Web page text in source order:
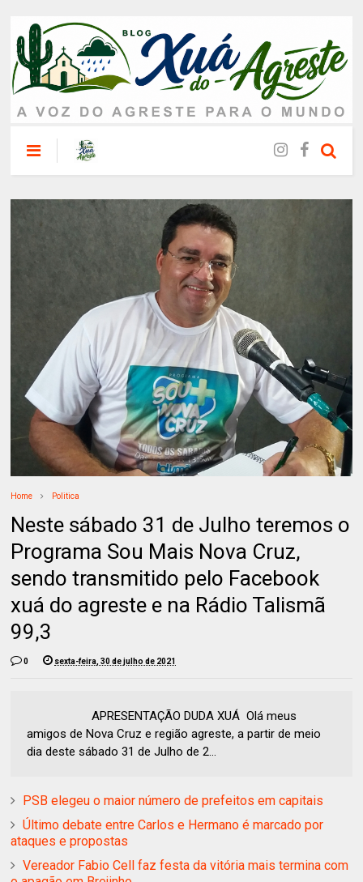
Home Politica
Neste sábado 31 de Julho teremos o
Programa Sou Mais Nova Cruz,
sendo transmitido pelo Facebook
xuá do agreste e na Rádio Talismã
99,3
0 sexta-feira, 30 de julho de 2021
APRESENTAÇÃO DUDA XUÁ Olá meus
amigos de Nova Cruz e região agreste, a partir de meio
dia deste sábado 31 de Julho de 2...
PSB elegeu o maior número de prefeitos em capitais
Último debate entre Carlos e Hermano é marcado por
ataques e propostas
Vereador Fabio Cell faz festa da vitória mais termina com